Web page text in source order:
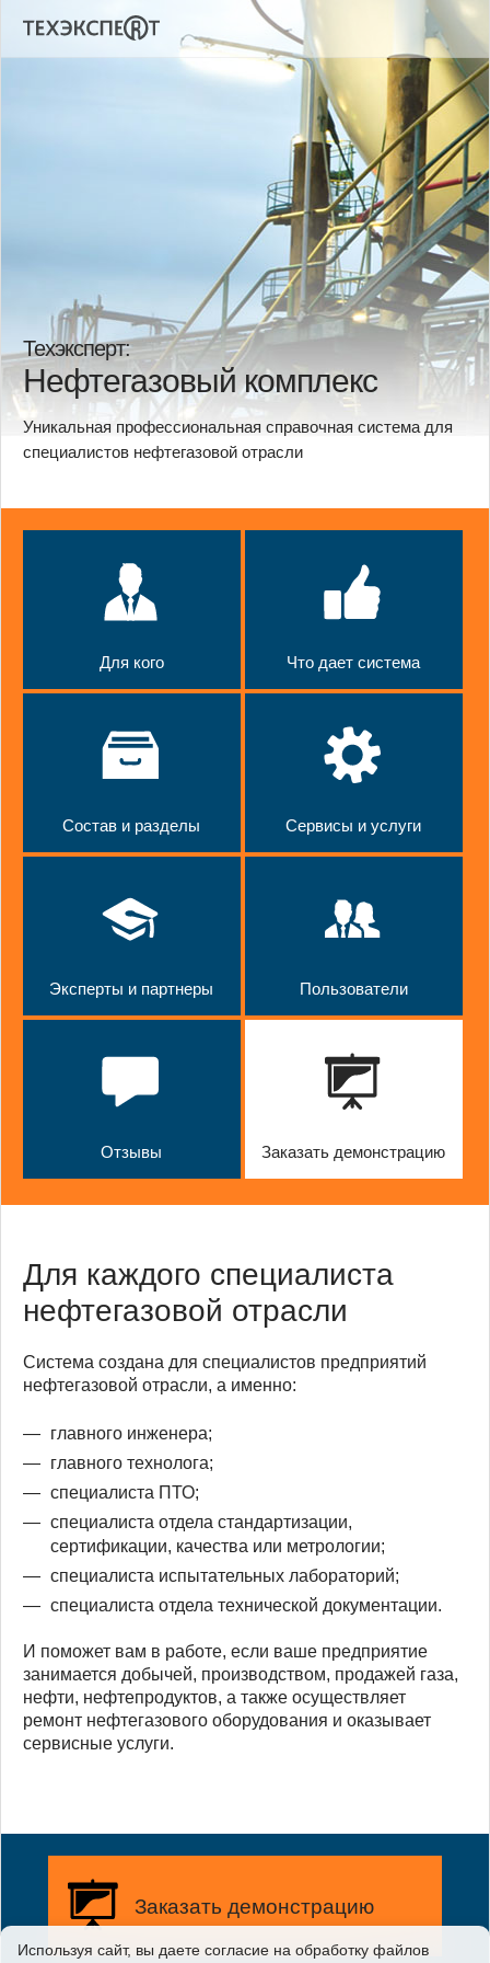
Техэксперт:
Нефтегазовый комплекс
Уникальная профессиональная справочная система для
специалистов нефтегазовой отрасли
Для кого Что дает система
Состав и разделы Сервисы и услуги
Эксперты и партнеры Пользователи
Отзывы Заказать демонстрацию
Для каждого специалиста
нефтегазовой отрасли
Система создана для специалистов предприятий
нефтегазовой отрасли, а именно:
главного инженера;
главного технолога;
специалиста ПТО;
специалиста отдела стандартизации,
сертификации, качества или метрологии;
специалиста испытательных лабораторий;
специалиста отдела технической документации.
И поможет вам в работе, если ваше предприятие
занимается добычей, производством, продажей газа,
нефти, нефтепродуктов, а также осуществляет
ремонт нефтегазового оборудования и оказывает
сервисные услуги.
Заказать демонстрацию
Используя сайт, вы даете согласие на обработку файлов